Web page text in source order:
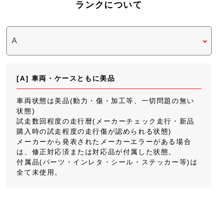
ランクについて
[A] 車両・ケースともに美品
車両状態は美品(動力・傷・加工等、一切問題の無い
状態)
試走数回程度の走行暦(メーカーチェック走行・新品
購入時の試走程度の走行傷が認められる状態)
メーカーから発表されたメーカーエラーがある場合
は、修正対応済または対応品が付属した状態。
付属品(パーツ・インレタ・シール・ステッカー等)は
全て未使用。